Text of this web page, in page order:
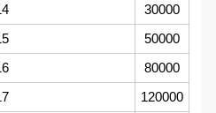
30000
50000
80000
120000